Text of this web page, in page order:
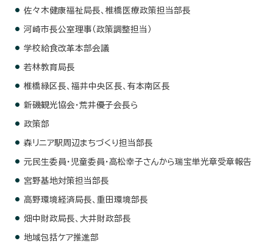
佐々木健康福祉局長、椎橋医療政策担当部長
河崎市長公室理事（政策調整担当）
学校給食改革本部会議
若林教育局長
椎橋緑区長、福井中央区長、有本南区長
新磯観光協会・荒井優子会長ら
政策部
森リニア駅周辺まちづくり担当部長
元民生委員・児童委員・高松幸子さんから瑞宝単光章受章報告
宮野基地対策担当部長
高野環境経済局長、重田環境部長
畑中財政局長、大井財政部長
地域包括ケア推進部